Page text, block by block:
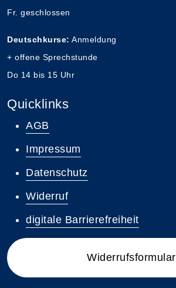
Fr. geschlossen
Deutschkurse: Anmeldung
+ offene Sprechstunde
Do 14 bis 15 Uhr
Quicklinks
AGB
Impressum
Datenschutz
Widerruf
digitale Barrierefreiheit
Widerrufsformular